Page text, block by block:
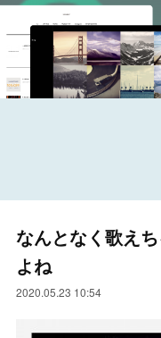
なんとなく歌え
よね
2020.05.23 10:54